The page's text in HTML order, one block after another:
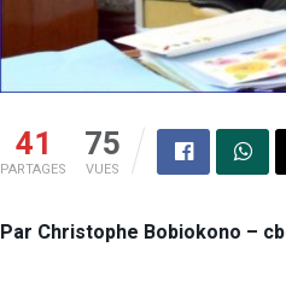
41
PARTAGES
75
VUES
Par Christophe Bobiokono –